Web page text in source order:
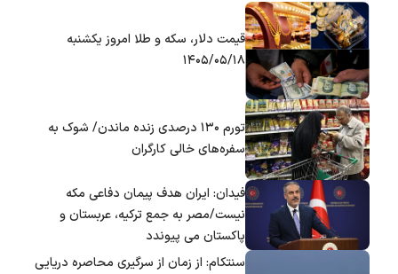
قیمت دلار، سکه و طلا امروز یکشنبه
۱۴۰۵/۰۵/۱۸
تورم ۱۳۰ درصدی زنده ماندن/ شوک به
سفره‌های خالی کارگران
فیدان: ایران هدف پیمان دفاعی مکه
نیست/مصر به جمع ترکیه، عربستان و
پاکستان می پیوندد
سنتکام: از زمان از سرگیری محاصره دریایی